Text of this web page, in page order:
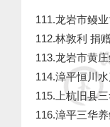
111.龙岩市鳗
112.林敦利 捐
113.龙岩市黄
114.漳平恒川
115.上杭旧
116.漳平三